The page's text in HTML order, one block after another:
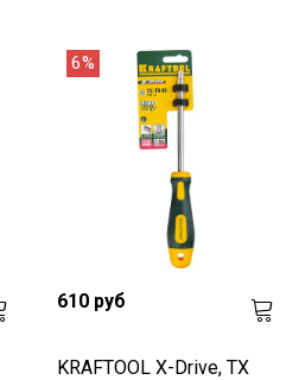
6%
610 руб
KRAFTOOL Х-Drive, TX